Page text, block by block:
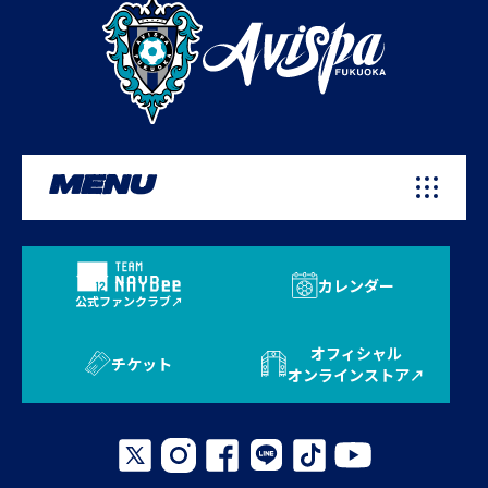
MENU
公式ファンクラブ
カレンダー
チケット
オフィシャル
オンラインストア